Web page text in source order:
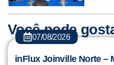
Você pode
07/08/2026
inFlux Joinville Norte –